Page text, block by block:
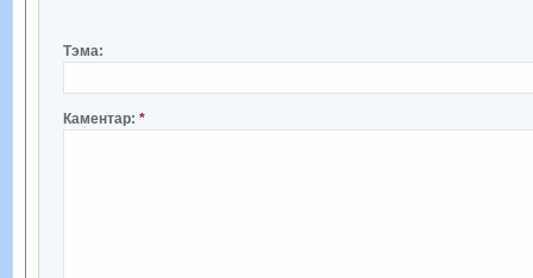
Тэма:
Каментар: *